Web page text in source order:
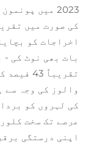
2023 میں
اخراجات کو
بات بھی نوٹ کی
کی لہروں کو
عرصے تک سخت
اپنی درستگی